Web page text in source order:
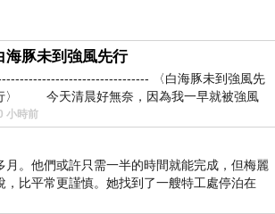
巴蕾 Deparee青蘋果香氛彈性絲襪
果，還有哪裡買最便宜划算，發現
，
可以退貨也不用擔心買
海豚未到強風先行
〈白海豚未到強風先
〉 今天清晨好無奈，因為我一早就被強風
小時前
月。他們或許只需一半的時間就能完成，但梅麗
，比平常更謹慎。她找到了一艘特工處停泊在